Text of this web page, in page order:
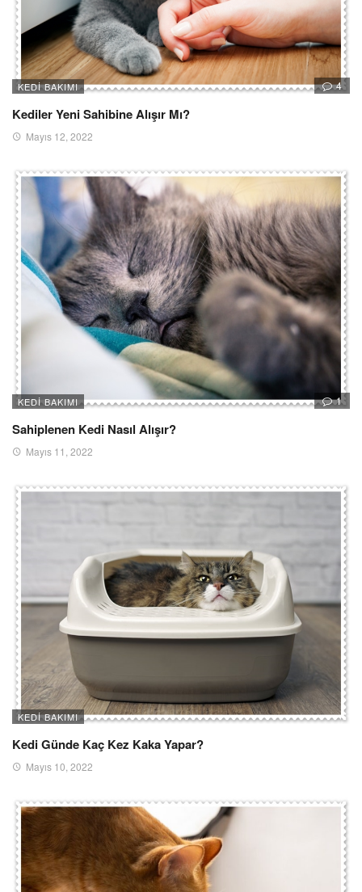
KEDI BAKIMI 4
Kediler Yeni Sahibine Alışır Mı?
Mayıs 12, 2022
KEDI BAKIMI 1
Sahiplenen Kedi Nasıl Alışır?
Mayıs 11, 2022
KEDI BAKIMI
Kedi Günde Kaç Kez Kaka Yapar?
Mayıs 10, 2022